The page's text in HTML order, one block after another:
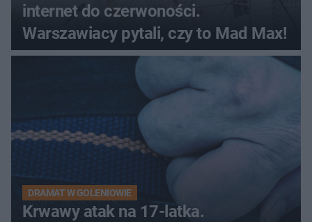
internet do czerwoności.
Warszawiacy pytali, czy to Mad Max!
DRAMAT W GOLENIOWIE
Krwawy atak na 17-latka.